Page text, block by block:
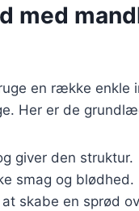
med
en række enkle
Her er de
giver den struktur.
smag og blødhed.
skabe en sprød